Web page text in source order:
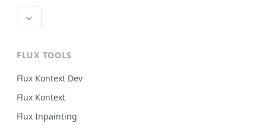
FLUX TOOLS
Flux Kontext Dev
Flux Kontext
Flux Inpainting